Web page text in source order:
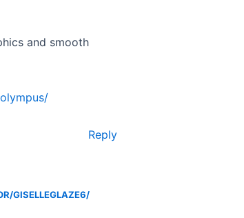
and smooth
Reply
GISELLEGLAZE6/